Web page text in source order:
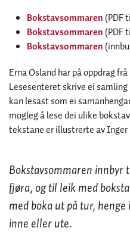
Bokstavsommaren (PDF
Bokstavsommaren (PDF
Bokstavsommaren
Erna Osland har på oppdrag
Lesesenteret skrive ei
kan lesast som ei
mogleg å lese dei ulike
tekstane er illustrerte av Inger
Bokstavsommaren
fjøra, og til leik med
med boka ut på tur,
inne eller ute.